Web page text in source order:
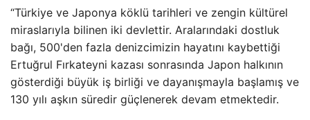
“Türkiye ve Japonya köklü tarihleri ​​ve zengin kültürel
miraslarıyla bilinen iki devlettir. Aralarındaki dostluk
bağı, 500'den fazla denizcimizin hayatını kaybettiği
Ertuğrul Fırkateyni kazası sonrasında Japon halkının
gösterdiği büyük iş birliği ve dayanışmayla başlamış ve
130 yılı aşkın süredir güçlenerek devam etmektedir.